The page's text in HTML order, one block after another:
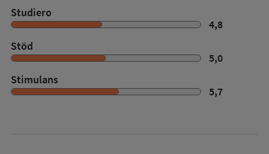
Studiero
4,8
Stöd
5,0
Stimulans
5,7